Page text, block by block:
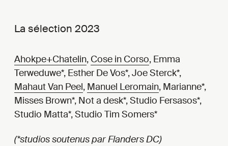
La sélection 2023
Ahokpe+Chatelin, Cose in Corso, Emma
Terweduwe*, Esther De Vos*, Joe Sterck*,
Mahaut Van Peel, Manuel Leromain, Marianne*,
Misses Brown*, Not a desk*, Studio Fersasos*,
Studio Matta*, Studio Tim Somers*
(*studios soutenus par Flanders DC)